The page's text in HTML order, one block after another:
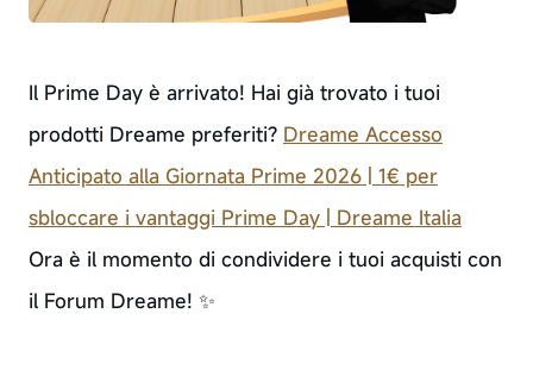
Il Prime Day è arrivato! Hai già trovato i tuoi
prodotti Dreame preferiti? Dreame Accesso
Anticipato alla Giornata Prime 2026 | 1€ per
sbloccare i vantaggi Prime Day | Dreame Italia
Ora è il momento di condividere i tuoi acquisti con
il Forum Dreame! ✨